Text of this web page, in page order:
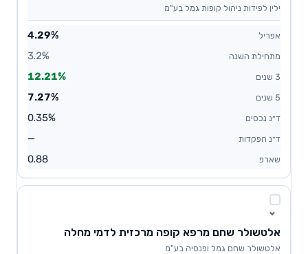
ילין לפידות ניהול קופות גמל בע"מ
4.29%
3.2%
12.21%
7.27%
0.35%
—
0.88
אלטשולר שחם מרפא קופה מרכזית לדמי מחלה
אלטשולר שחם גמל ופנסיה בע"מ